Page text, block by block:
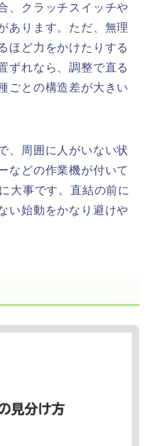
、クラッチスイッチや
あります。ただ、無理
ほど力をかけたりする
ずれなら、調整で直る
ごとの構造差が大きい
、周囲に人がいない状
などの作業機が付いて
大事です。直結の前に
い始動をかなり避けや